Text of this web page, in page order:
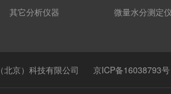
其它分析仪器
微量水分测定
京）科技有限公司 京ICP备16038793号